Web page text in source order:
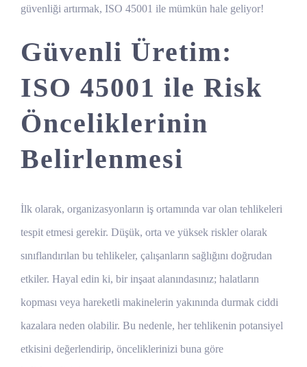
güvenliği artırmak, ISO 45001 ile mümkün hale geliyor!
Güvenli Üretim:
ISO 45001 ile Risk
Önceliklerinin
Belirlenmesi
İlk olarak, organizasyonların iş ortamında var olan tehlikeleri
tespit etmesi gerekir. Düşük, orta ve yüksek riskler olarak
sınıflandırılan bu tehlikeler, çalışanların sağlığını doğrudan
etkiler. Hayal edin ki, bir inşaat alanındasınız; halatların
kopması veya hareketli makinelerin yakınında durmak ciddi
kazalara neden olabilir. Bu nedenle, her tehlikenin potansiyel
etkisini değerlendirip, önceliklerinizi buna göre